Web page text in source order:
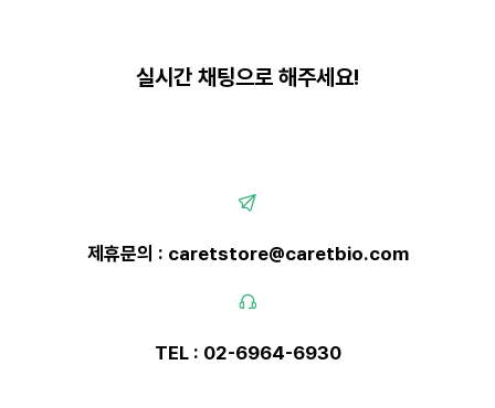
실시간 채팅으로 해주세요!
제휴문의 : caretstore@caretbio.com
TEL : 02-6964-6930